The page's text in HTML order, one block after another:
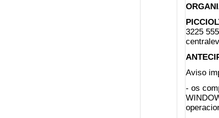
3225
Aviso
- os